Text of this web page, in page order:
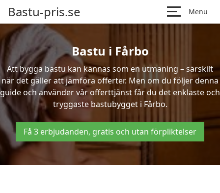
Bastu-pris.se Menu
Bastu i Fårbo
Att bygga bastu kan kännas som en utmaning – särskilt
när det gäller att jämföra offerter. Men om du följer denna
guide och använder vår offerttjänst får du det enklaste och
tryggaste bastubygget i Fårbo.
Få 3 erbjudanden, gratis och utan förpliktelser